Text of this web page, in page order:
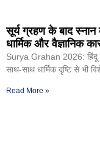
सूर्य ग्रहण के बाद स्नान
धार्मिक और वैज्ञानिक
Surya Grahan 2026: हिंदू
साथ-साथ धार्मिक दृष्टि से भी
Read More »